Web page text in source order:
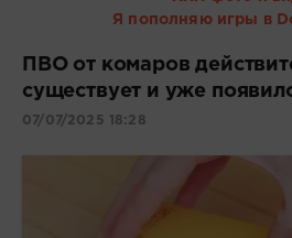
Я пополняю игры в
ПВО от комаров
существует и уже
07/07/2025 18:28